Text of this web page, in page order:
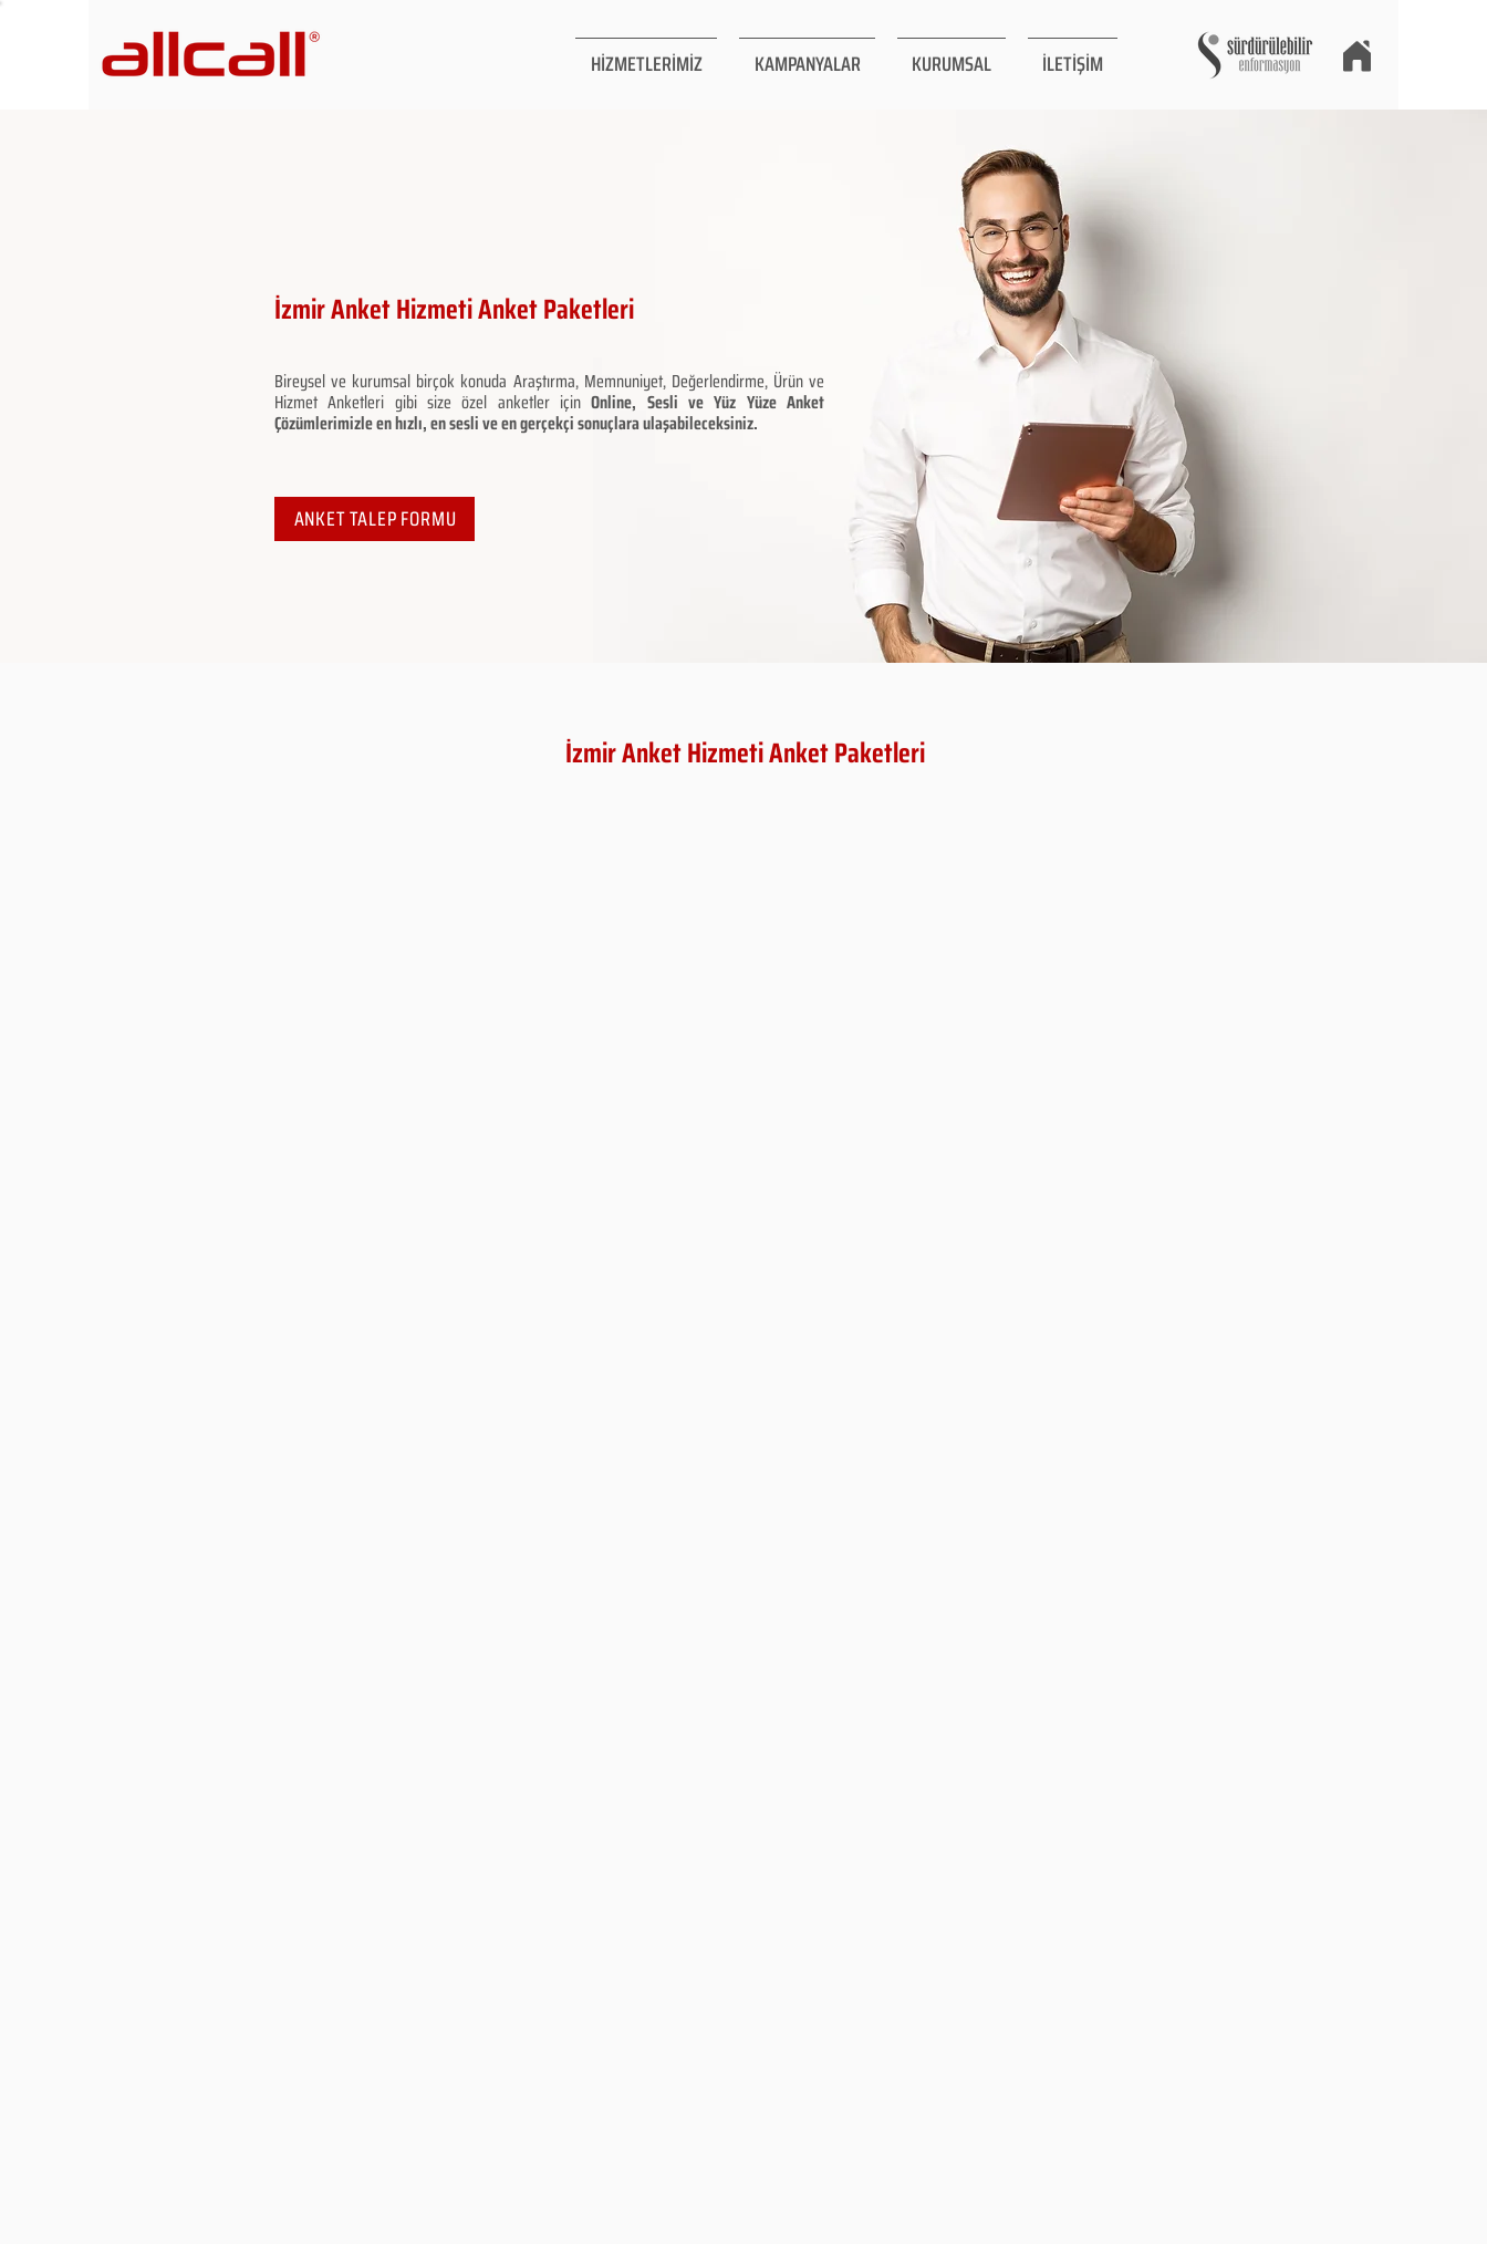
HİZMETLERİMİZ KAMPANYALAR KURUMSAL İLETİŞİM
İzmir Anket Hizmeti Anket Paketleri
Bireysel ve kurumsal birçok konuda Araştırma, Memnuniyet, Değerlendirme, Ürün ve
Hizmet Anketleri gibi size özel anketler içinOnline, Sesli ve Yüz Yüze Anket
Çözümlerimizle en hızlı, en sesli ve en gerçekçi sonuçlara ulaşabileceksiniz.
ANKET TALEP FORMU
İzmir Anket Hizmeti Anket Paketleri